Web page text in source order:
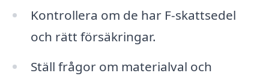
Kontrollera om de har F-skattsedel
och rätt försäkringar.
Ställ frågor om materialval och